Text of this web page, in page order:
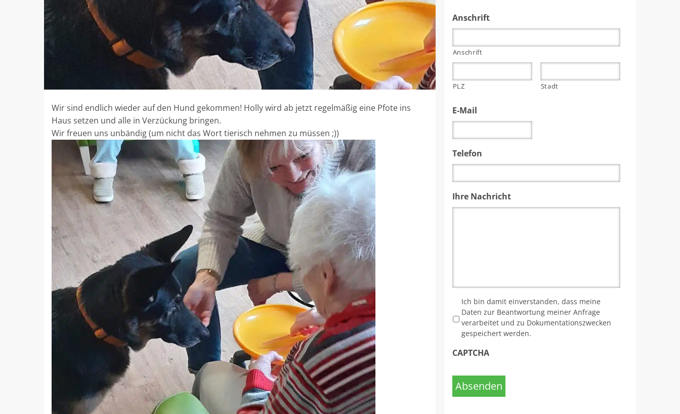
Wir sind endlich wieder auf den Hund gekommen! Holly wird ab jetzt regelmäßig eine Pfote ins
Haus setzen und alle in Verzückung bringen.
Wir freuen uns unbändig (um nicht das Wort tierisch nehmen zu müssen ;))
Anschrift
Anschrift
PLZ Stadt
E-Mail
Telefon
Ihre Nachricht
Ich bin damit einverstanden, dass meine
Daten zur Beantwortung meiner Anfrage
verarbeitet und zu Dokumentationszwecken
gespeichert werden.
CAPTCHA
Absenden